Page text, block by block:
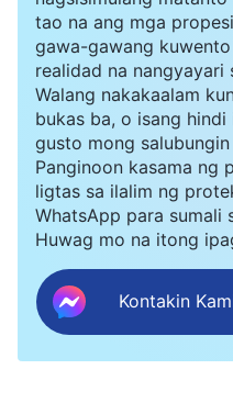
sa Diyos, lalong hindi
kaayon kay Cristo.
paggawi ay batay sa
sa sigasig—hindi
kaalaman ukol sa
lalong hindi dahil sa
Espiritu. Bagama’t
ilan sa ginagawa ng
ng Banal na Espiritu,
ng buhay, lalong hindi
pagkakilala sa Diyos;
tao na ang mga
gawa-gawang
realidad na nangyayari
Walang nakakaalam
bukas ba, o isang hindi
gusto mong
Panginoon kasama ng
ligtas sa ilalim ng
WhatsApp para sumali
Huwag mo na itong
Kontakin